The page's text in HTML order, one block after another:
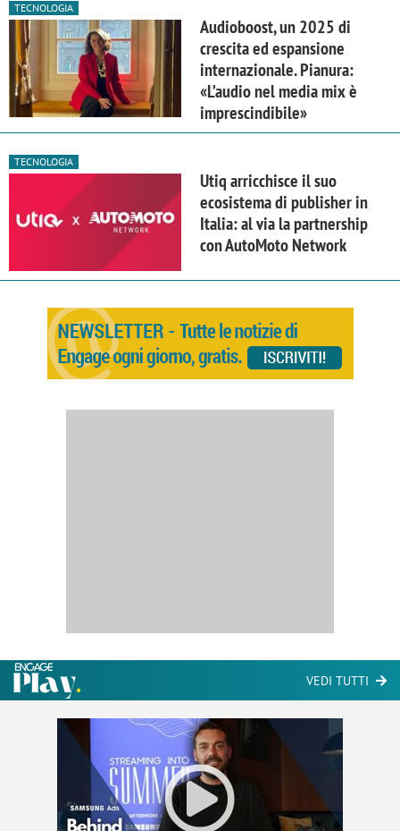
TECNOLOGIA
Audioboost, un 2025 di
crescita ed espansione
internazionale. Pianura:
«L’audio nel media mix è
imprescindibile»
TECNOLOGIA
Utiq arricchisce il suo
ecosistema di publisher in
Italia: al via la partnership
con AutoMoto Network
VEDI TUTTI